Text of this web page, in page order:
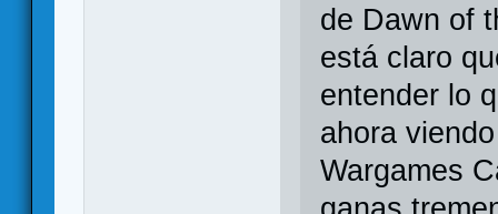
de Dawn of
está claro
entender lo
ahora
Wargames